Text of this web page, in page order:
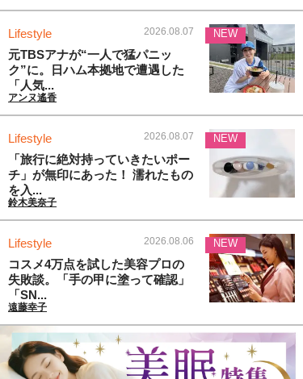
Lifestyle 2026.08.07
元TBSアナが“一人で猛パニッ
ク”に。日ハム本拠地で遭遇した
「人気...
アンヌ遙香
NEW
Lifestyle 2026.08.07
「旅行に絶対持っていきたいポー
チ」が無印にあった！ 濡れたもの
を入...
鈴木美奈子
NEW
Lifestyle 2026.08.06
コスメ4万点を試した美容プロの
失敗談。「手の甲に塗って確認」
「SN...
遠藤幸子
NEW